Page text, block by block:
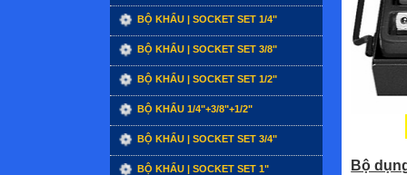
BỘ KHẨU | SOCKET SET 1/4"
BỘ KHẨU | SOCKET SET 3/8"
BỘ KHẨU | SOCKET SET 1/2"
BỘ KHẨU 1/4"+3/8"+1/2"
BỘ KHẨU | SOCKET SET 3/4"
BỘ KHẨU | SOCKET SET 1"
Bộ